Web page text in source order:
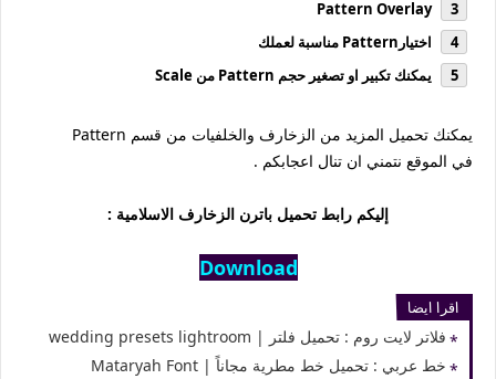
Pattern Overlay
اختيارPattern مناسبة لعملك
يمكنك تكبير او تصغير حجم Pattern من Scale
يمكنك تحميل المزيد من الزخارف والخلفيات من قسم Pattern
في الموقع نتمني ان تنال اعجابكم .
إليكم رابط تحميل باترن الزخارف الاسلامية :
Download
اقرا ايضا
فلاتر لايت روم : تحميل فلتر | wedding presets lightroom
خط عربي : تحميل خط مطرية مجاناً | Mataryah Font